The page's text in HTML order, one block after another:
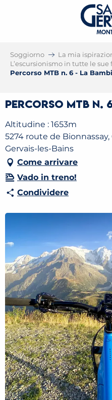
Soggiorno
La mia
L’escursionismo in tutte le
Percorso MTB n. 6 - La
Percorso MTB n.
Altitudine : 1653m
5274 route de Bionnassay,
Gervais-les-Bains
Come arrivare
Vado in treno!
Condividere